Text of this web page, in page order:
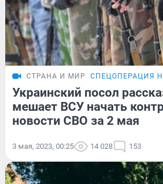
СТРАНА И МИР СПЕЦОПЕРАЦИЯ
Украинский посол
мешает ВСУ начать
новости СВО за 2 мая
3 мая, 2023, 00:25 14 028 153